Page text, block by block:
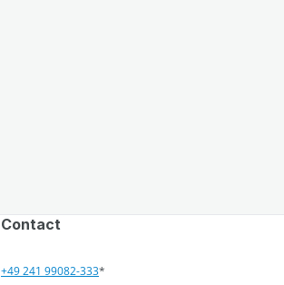
Contact
+49 241 99082-333*